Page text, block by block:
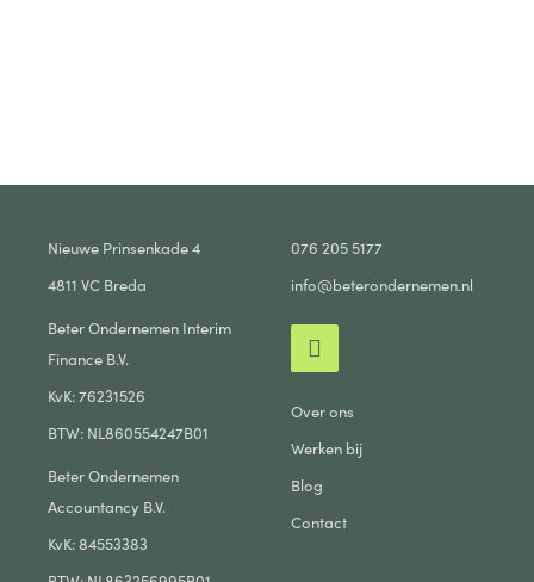
Nieuwe Prinsenkade 4
4811 VC Breda
Beter Ondernemen Interim
Finance B.V.
KvK: 76231526
BTW: NL860554247B01
Beter Ondernemen
Accountancy B.V.
KvK: 84553383
076 205 5177
info@beterondernemen.nl
Over ons
Werken bij
Blog
Contact